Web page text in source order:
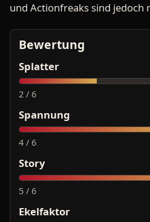
und Actionfreaks sind jedoch
Bewertung
Splatter
2 / 6
Spannung
4 / 6
Story
5 / 6
Ekelfaktor